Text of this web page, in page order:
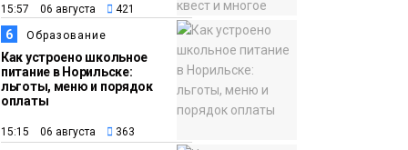
15:57 06 августа 421
6 Образование
Как устроено школьное
питание в Норильске:
льготы, меню и порядок
оплаты
15:15 06 августа 363